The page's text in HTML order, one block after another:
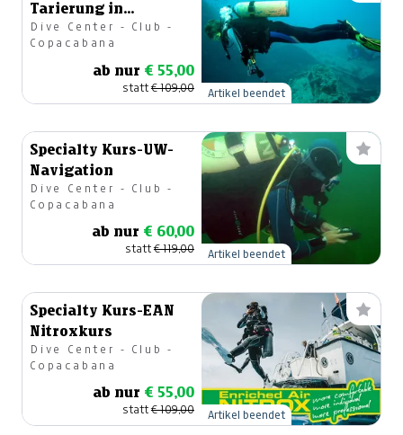
Tarierung in
Perfektion
Dive Center - Club -
Copacabana
ab nur € 55,00
statt€ 109,00 Artikel beendet
Specialty Kurs-UW-
Navigation
Dive Center - Club -
Copacabana
ab nur € 60,00
statt€ 119,00 Artikel beendet
Specialty Kurs-EAN
Nitroxkurs
Dive Center - Club -
Copacabana
ab nur € 55,00
statt€ 109,00 Artikel beendet